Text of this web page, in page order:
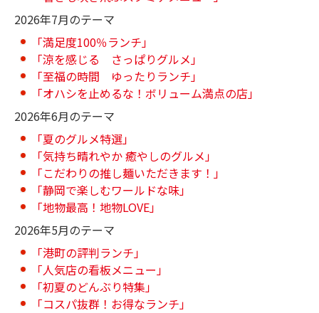
2026年7月のテーマ
「満足度100％ランチ」
「涼を感じる さっぱりグルメ」
「至福の時間 ゆったりランチ」
「オハシを止めるな！ボリューム満点の店」
2026年6月のテーマ
「夏のグルメ特選」
「気持ち晴れやか 癒やしのグルメ」
「こだわりの推し麺いただきます！」
「静岡で楽しむワールドな味」
「地物最高！地物LOVE」
2026年5月のテーマ
「港町の評判ランチ」
「人気店の看板メニュー」
「初夏のどんぶり特集」
「コスパ抜群！お得なランチ」